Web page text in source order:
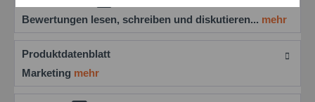
Bewertungen lesen, schreiben und diskutieren... mehr
Produktdatenblatt
Marketing mehr